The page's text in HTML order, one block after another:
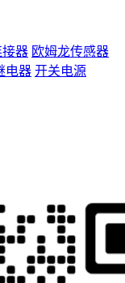
接器 欧姆龙传感器
电器 开关电源